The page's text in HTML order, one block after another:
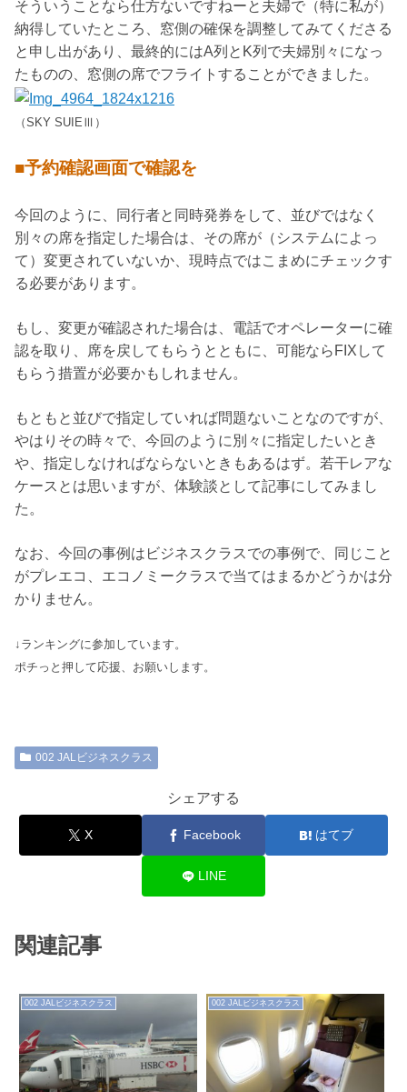
そういうことなら仕方ないですねーと夫婦で（特に私が）
納得していたところ、窓側の確保を調整してみてくださる
と申し出があり、最終的にはA列とK列で夫婦別々になっ
たものの、窓側の席でフライトすることができました。
（SKY SUIEⅢ）
■予約確認画面で確認を
今回のように、同行者と同時発券をして、並びではなく
別々の席を指定した場合は、その席が（システムによっ
て）変更されていないか、現時点ではこまめにチェックす
る必要があります。
もし、変更が確認された場合は、電話でオペレーターに確
認を取り、席を戻してもらうとともに、可能ならFIXして
もらう措置が必要かもしれません。
もともと並びで指定していれば問題ないことなのですが、
やはりその時々で、今回のように別々に指定したいとき
や、指定しなければならないときもあるはず。若干レアな
ケースとは思いますが、体験談として記事にしてみまし
た。
なお、今回の事例はビジネスクラスでの事例で、同じこと
がプレエコ、エコノミークラスで当てはまるかどうかは分
かりません。
↓ランキングに参加しています。
ポチっと押して応援、お願いします。
002 JALビジネスクラス
シェアする
X Facebook はてブ
LINE
関連記事
002 JALビジネスクラス 002 JALビジネスクラス